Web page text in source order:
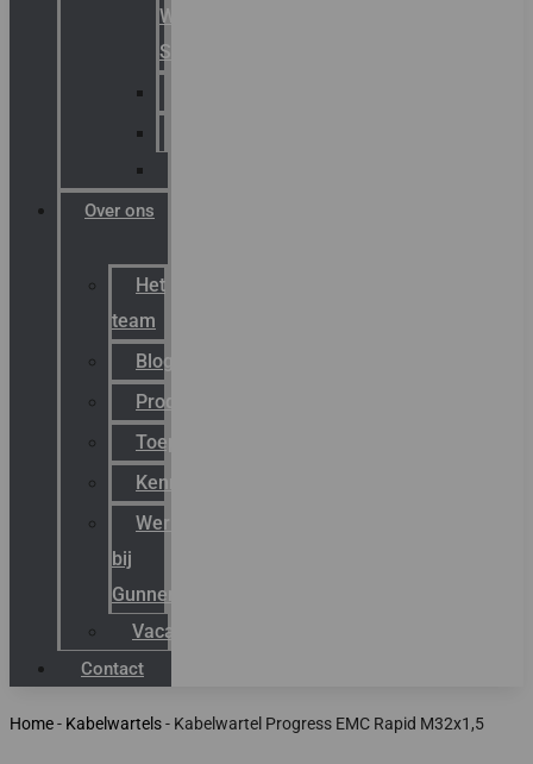
Warning
Signals
Over ons
Het
team
Blog
Productnieuws
Toepassingen
Kenniscentrum
Werken
bij
Gunneman
Vacatures
Contact
Home- Kabelwartels- Kabelwartel Progress EMC Rapid M32x1,5